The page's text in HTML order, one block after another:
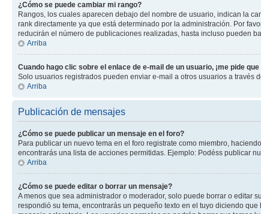
¿Cómo se puede cambiar mi rango?
Rangos, los cuales aparecen debajo del nombre de usuario, indican la
rank directamente ya que está determinado por la administración. Por
reducirán el número de publicaciones realizadas, hasta incluso pueden
Arriba
Cuando hago clic sobre el enlace de e-mail de un usuario, ¡me pide
Solo usuarios registrados pueden enviar e-mail a otros usuarios a
Arriba
Publicación de mensajes
¿Cómo se puede publicar un mensaje en el foro?
Para publicar un nuevo tema en el foro registrate como miembro,
encontrarás una lista de acciones permitidas. Ejemplo: Podéss publicar
Arriba
¿Cómo se puede editar o borrar un mensaje?
A menos que sea administrador o moderador, solo puede borrar o editar
respondió su tema, encontrarás un pequeño texto en el tuyo diciendo